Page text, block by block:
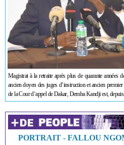
Magistrat à la retraite après plus de quarante années
ancien doyen des juges d’instruction et ancien
de la Cour d’appel de Dakar, Demba Kandji est,
PORTRAIT - FALLOU